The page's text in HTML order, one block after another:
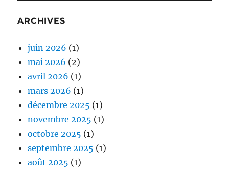
ARCHIVES
juin 2026 (1)
mai 2026 (2)
avril 2026 (1)
mars 2026 (1)
décembre 2025 (1)
novembre 2025 (1)
octobre 2025 (1)
septembre 2025 (1)
août 2025 (1)